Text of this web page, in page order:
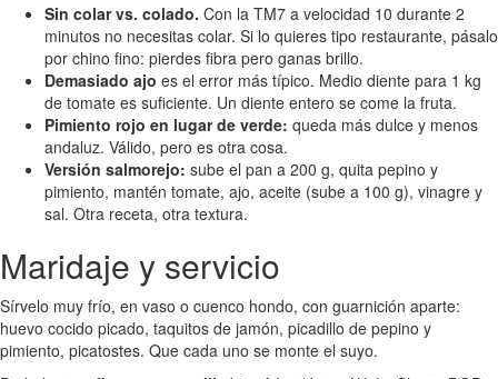
Sin colar vs. colado. Con la TM7 a velocidad 10 durante 2
minutos no necesitas colar. Si lo quieres tipo restaurante, pásalo
por chino fino: pierdes fibra pero ganas brillo.
Demasiado ajo es el error más típico. Medio diente para 1 kg
de tomate es suficiente. Un diente entero se come la fruta.
Pimiento rojo en lugar de verde: queda más dulce y menos
andaluz. Válido, pero es otra cosa.
Versión salmorejo: sube el pan a 200 g, quita pepino y
pimiento, mantén tomate, ajo, aceite (sube a 100 g), vinagre y
sal. Otra receta, otra textura.
Maridaje y servicio
Sírvelo muy frío, en vaso o cuenco hondo, con guarnición aparte:
huevo cocido picado, taquitos de jamón, picadillo de pepino y
pimiento, picatostes. Que cada uno se monte el suyo.